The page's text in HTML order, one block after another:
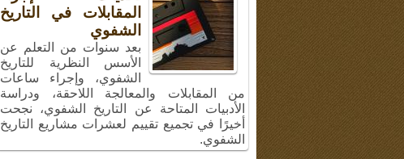
المقابلات في التاريخ
الشفوي
بعد سنوات من التعلم عن
الأسس النظرية للتاريخ
الشفوي، وإجراء ساعات
من المقابلات والمعالجة اللاحقة، ودراسة
الأدبيات المتاحة عن التاريخ الشفوي، نجحت
أخيرًا في تجميع تقييم لعشرات مشاريع التاريخ
الشفوي.